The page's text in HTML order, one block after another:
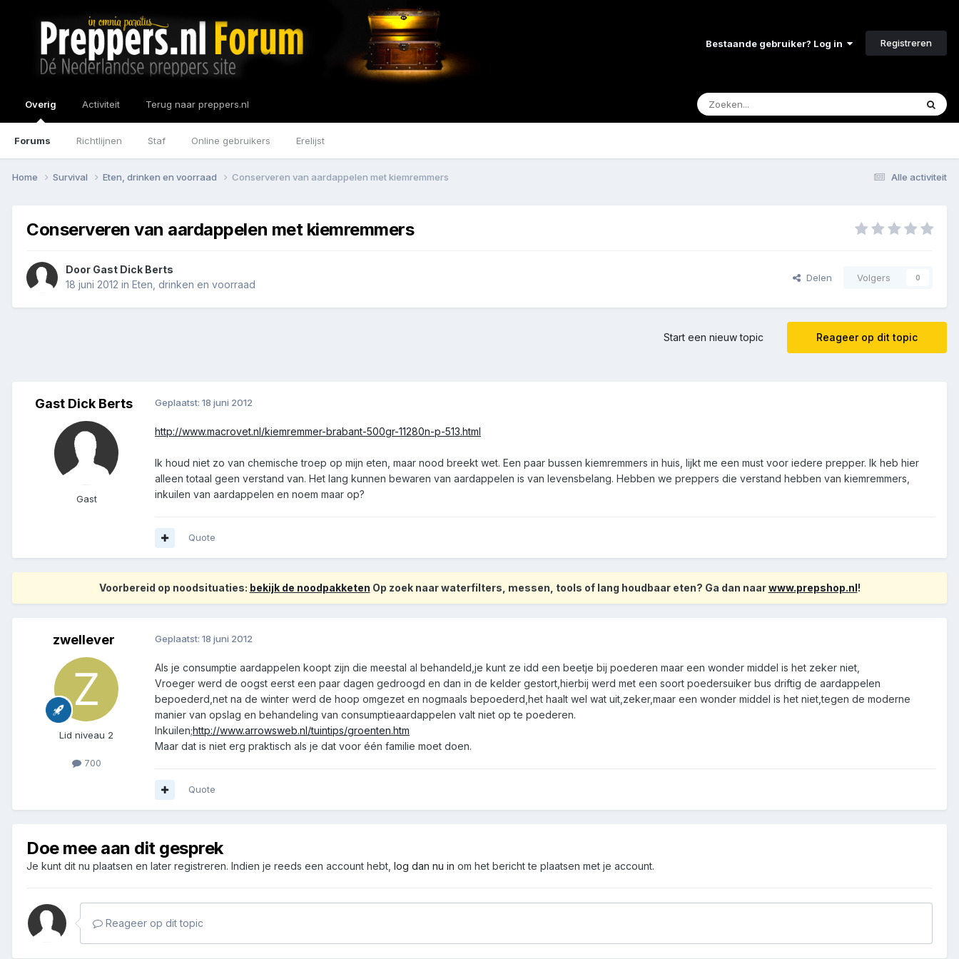
Bestaande gebruiker? Log in Registreren
Overig
Forums Richtlijnen Staf Online gebruikers Erelijst
Activiteit Terug naar preppers.nl
Alle activiteit
Home Survival Eten, drinken en voorraad Conserveren van aardappelen met kiemremmers
Conserveren van aardappelen met kiemremmers
Door Gast Dick Berts
18 juni 2012 in Eten, drinken en voorraad
Delen Volgers 0
Reageer op dit topic
Start een nieuw topic
Gast Dick Berts
Gast
Geplaatst: 18 juni 2012
http://www.macrovet.nl/kiemremmer-brabant-500gr-11280n-p-513.html
Ik houd niet zo van chemische troep op mijn eten, maar nood breekt wet. Een paar bussen kiemremmers in huis, lijkt me een must voor iedere prepper. Ik heb hier
alleen totaal geen verstand van. Het lang kunnen bewaren van aardappelen is van levensbelang. Hebben we preppers die verstand hebben van kiemremmers,
inkuilen van aardappelen en noem maar op?
Quote
Voorbereid op noodsituaties: bekijk de noodpakketen Op zoek naar waterfilters, messen, tools of lang houdbaar eten? Ga dan naarwww.prepshop.nl!
zwellever
Lid niveau 2
700
Geplaatst: 18 juni 2012
Als je consumptie aardappelen koopt zijn die meestal al behandeld,je kunt ze idd een beetje bij poederen maar een wonder middel is het zeker niet,
Vroeger werd de oogst eerst een paar dagen gedroogd en dan in de kelder gestort,hierbij werd met een soort poedersuiker bus driftig de aardappelen
bepoederd,net na de winter werd de hoop omgezet en nogmaals bepoederd,het haalt wel wat uit,zeker,maar een wonder middel is het niet,tegen de moderne
manier van opslag en behandeling van consumptieaardappelen valt niet op te poederen.
Inkuilen;http://www.arrowsweb.nl/tuintips/groenten.htm
Maar dat is niet erg praktisch als je dat voor één familie moet doen.
Quote
Doe mee aan dit gesprek
Je kunt dit nu plaatsen en later registreren. Indien je reeds een account hebt, log dan nu in om het bericht te plaatsen met je account.
Reageer op dit topic